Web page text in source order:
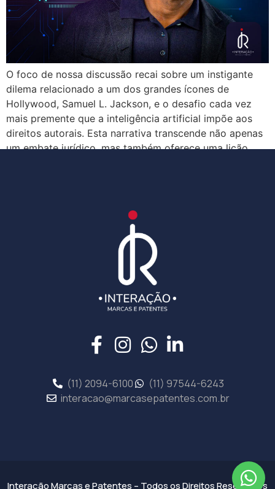
O foco de nossa discussão recai sobre um instigante
dilema relacionado a um dos grandes ícones de
Hollywood, Samuel L. Jackson, e o desafio cada vez
mais premente que a inteligência artificial impõe aos
direitos autorais. Esta narrativa transcende não apenas
um embate jurídico, mas também oferece uma lição
(11) 2094-6100
(11) 97544-6243
interacao@marcasepatentes.com.br
Interação Marcas e Patentes – Todos os Direitos Reservados